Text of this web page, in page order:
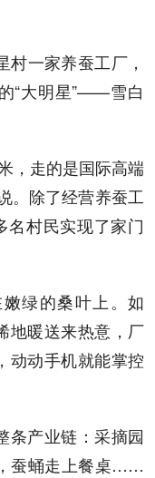
一家养蚕工厂，
“大明星”——雪白
，走的是国际高端
。除了经营养蚕工
名村民实现了家门
绿的桑叶上。如
地暖送来热意，厂
动动手机就能掌控
条产业链：采摘园
蚕蛹走上餐桌……